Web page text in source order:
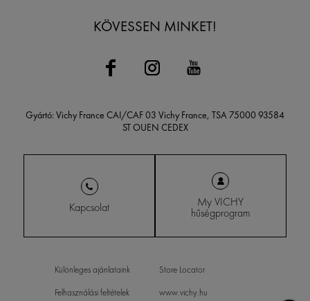
KÖVESSEN MINKET!
Gyártó: Vichy France CAI/CAF 03 Vichy France, TSA 75000 93584
ST OUEN CEDEX
Kapcsolat My VICHY
hűségprogram
Különleges ajánlataink
Felhasználási feltételek
Store Locator
www.vichy.hu